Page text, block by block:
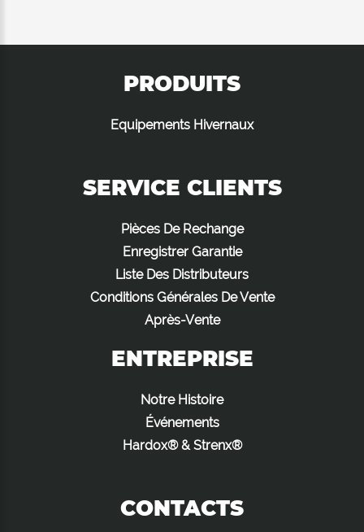
PRODUITS
Equipements Hivernaux
SERVICE CLIENTS
Pièces De Rechange
Enregistrer Garantie
Liste Des Distributeurs
Conditions Générales De Vente
Après-Vente
ENTREPRISE
Notre Histoire
Événements
Hardox® & Strenx®
CONTACTS